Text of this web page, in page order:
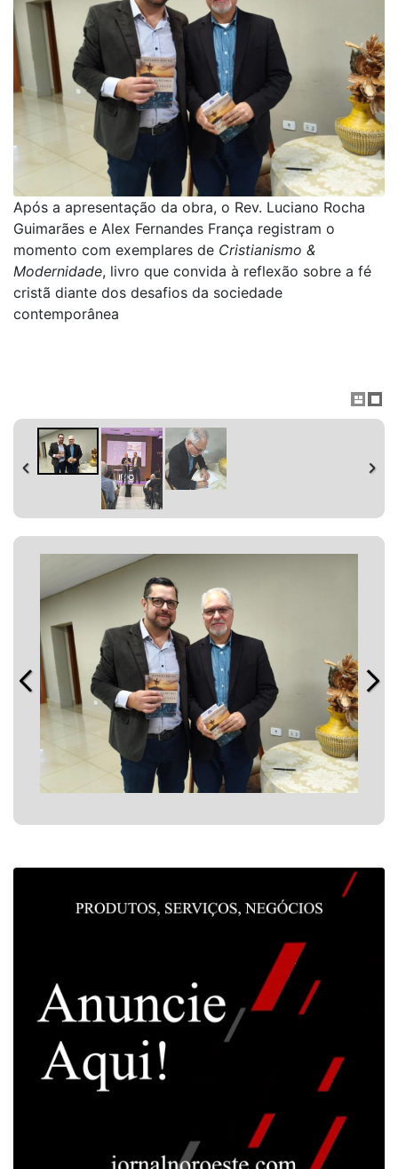
Após a apresentação da obra, o Rev. Luciano Rocha
Guimarães e Alex Fernandes França registram o
momento com exemplares de Cristianismo &
Modernidade, livro que convida à reflexão sobre a fé
cristã diante dos desafios da sociedade
contemporânea